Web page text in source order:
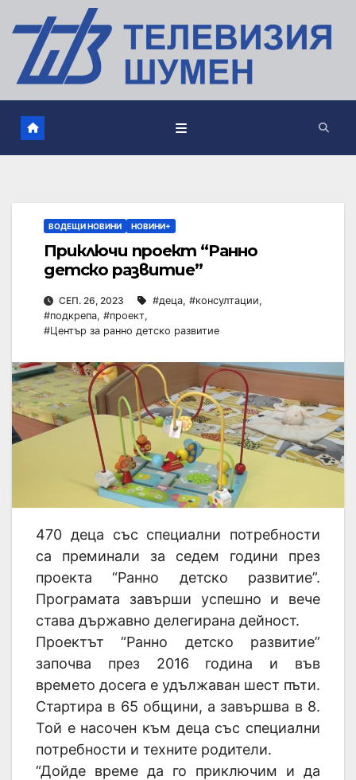
ВОДЕЩИ НОВИНИ НОВИНИ+
Приключи проект “Ранно
детско развитие”
СЕП. 26, 2023 #деца, #консултации,
#подкрепа, #проект,
#Център за ранно детско развитие
470 деца със специални потребности
са преминали за седем години през
проекта “Ранно детско развитие”.
Програмата завърши успешно и вече
става държавно делегирана дейност.
Проектът “Ранно детско развитие”
започва през 2016 година и във
времето досега е удължаван шест пъти.
Стартира в 65 общини, а завършва в 8.
Той е насочен към деца със специални
потребности и техните родители.
“Дойде време да го приключим и да